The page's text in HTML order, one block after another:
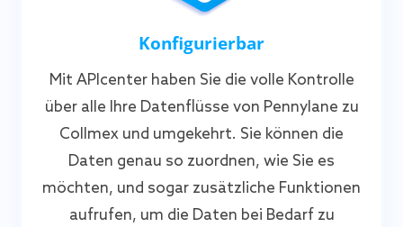
Konfigurierbar
Mit APIcenter haben Sie die volle Kontrolle
über alle Ihre Datenflüsse von Pennylane zu
Collmex und umgekehrt. Sie können die
Daten genau so zuordnen, wie Sie es
möchten, und sogar zusätzliche Funktionen
aufrufen, um die Daten bei Bedarf zu